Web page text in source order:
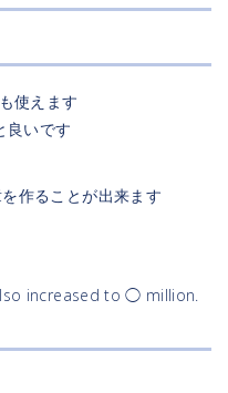
使えます
良いです
作ることが出来ます
increased to ◯ million.